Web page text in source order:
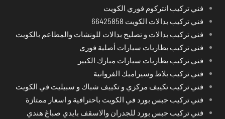
فني تركيب انتركوم فوري الكويت
فني تركيب بدالات الكويت 66425858
فني تركيب بدالات و تصليح بدالات للونشات والمطاعم بالكويت
فني تركيب بطاريات سيارات أصلية فوري
فني تركيب بطاريات سيارات مبارك الكبير
فني تركيب بلاط وسيراميك الفروانية
فني تركيب تكييف مركزي و تكييف شباك و سبيليت في الكويت
فني تركيب جبس بورد في الكويت باحترافية و اسعار ممتازة
فني تركيب جبس بورد للجدران والاسقف بايدي صباغ هندي